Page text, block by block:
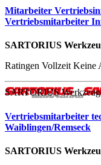
Mitarbeiter
Vertriebsmitarbeiter
SARTORIUS
Ratingen VollzeitKeine
SARTORIUS
Vertriebsmitarbeiter
Waiblingen/Remseck
SARTORIUS